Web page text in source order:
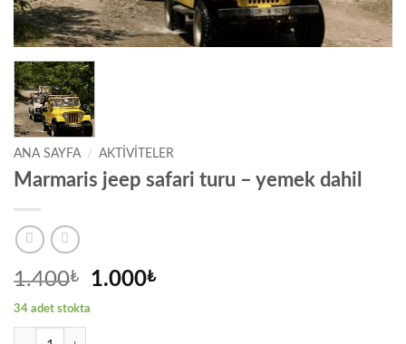
ANA SAYFA / AKTIVITELER
Marmaris jeep safari turu – yemek dahil
1.400₺
Orijinal
1.000₺Şu
34 adet stokta
Marmaris jeep safari turu - yemek dahil adet